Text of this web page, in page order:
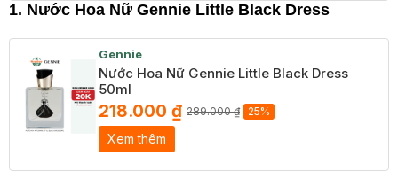
1. Nước Hoa Nữ Gennie Little Black Dress
Gennie
Nước Hoa Nữ Gennie Little Black Dress
50ml
218.000 ₫ 289.000 ₫ 25%
Xem thêm